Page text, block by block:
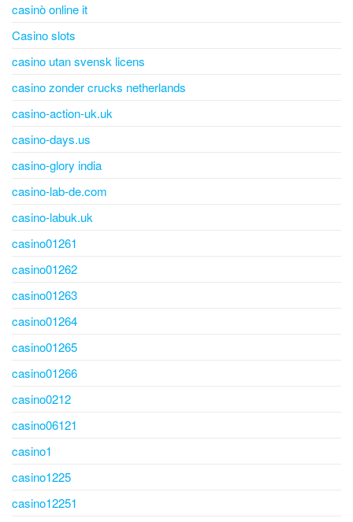
casinò online it
Casino slots
casino utan svensk licens
casino zonder crucks netherlands
casino-action-uk.uk
casino-days.us
casino-glory india
casino-lab-de.com
casino-labuk.uk
casino01261
casino01262
casino01263
casino01264
casino01265
casino01266
casino0212
casino06121
casino1
casino1225
casino12251